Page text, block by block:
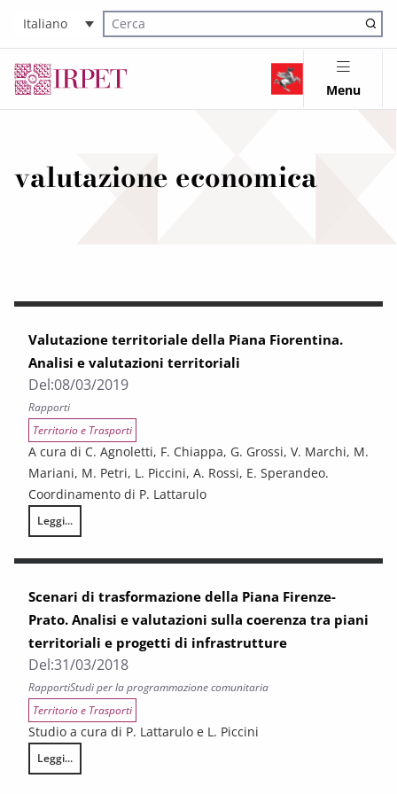
Italiano
Cerca nel sito
Menu
valutazione economica
Valutazione territoriale della Piana Fiorentina.
Analisi e valutazioni territoriali
Del:08/03/2019
Rapporti
Territorio e Trasporti
A cura di C. Agnoletti, F. Chiappa, G. Grossi, V. Marchi, M.
Mariani, M. Petri, L. Piccini, A. Rossi, E. Sperandeo.
Coordinamento di P. Lattarulo
Leggi...
Valutazione territoriale della Piana Fiorentina. Analisi e valutazioni
Scenari di trasformazione della Piana Firenze-
Prato. Analisi e valutazioni sulla coerenza tra piani
territoriali e progetti di infrastrutture
Del:31/03/2018
RapportiStudi per la programmazione comunitaria
Territorio e Trasporti
Studio a cura di P. Lattarulo e L. Piccini
Leggi...
Scenari di trasformazione della Piana Firenze-Prato. Analisi e